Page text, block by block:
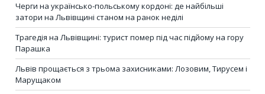
Черги на українсько-польському кордоні: де найбільші
затори на Львівщині станом на ранок неділі
Трагедія на Львівщині: турист помер під час підйому на гору
Парашка
Львів прощається з трьома захисниками: Лозовим, Тирусем і
Марущаком